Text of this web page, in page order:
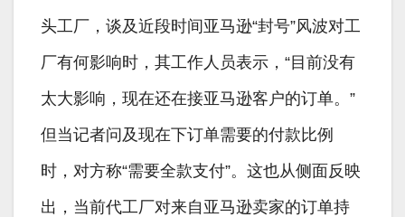
头工厂，谈及近段时间亚马逊“封号”风波对工
厂有何影响时，其工作人员表示，“目前没有
太大影响，现在还在接亚马逊客户的订单。”
但当记者问及现在下订单需要的付款比例
时，对方称“需要全款支付”。这也从侧面反映
出，当前代工厂对来自亚马逊卖家的订单持